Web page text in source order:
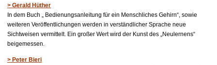
> Gerald Hüther
In dem Buch „ Bedienungsanleitung für ein Menschliches Gehirn“, sowie
weiteren Veröffentlichungen werden in verständlicher Sprache neue
Sichtweisen vermittelt. Ein großer Wert wird der Kunst des „Neulernens“
beigemessen.
> Peter Bieri